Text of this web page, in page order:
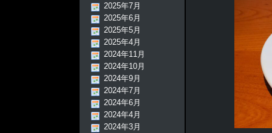
2025年7月
2025年6月
2025年5月
2025年4月
2024年11月
2024年10月
2024年9月
2024年7月
2024年6月
2024年4月
2024年3月